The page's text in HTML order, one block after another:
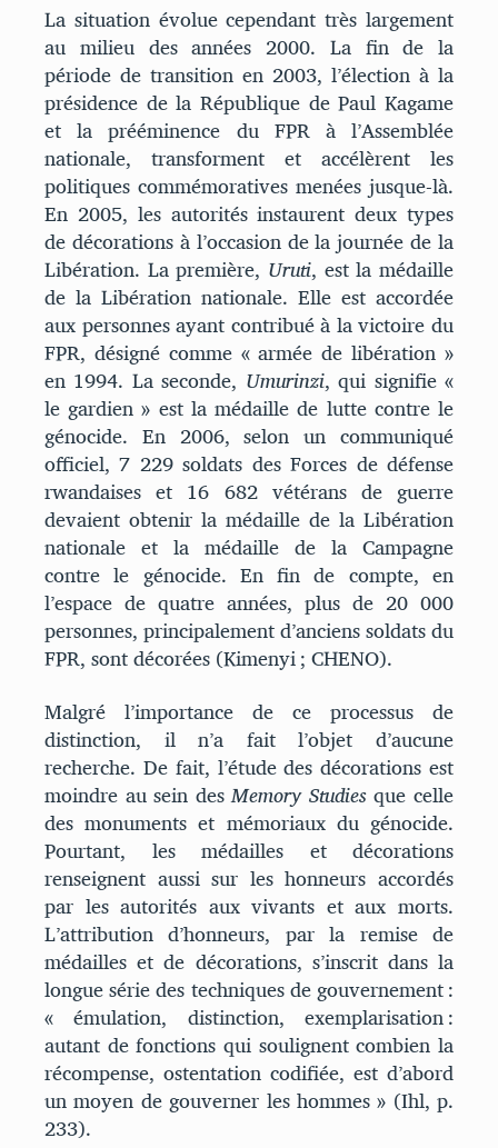
La situation évolue cependant très largement
au milieu des années 2000. La fin de la
période de transition en 2003, l’élection à la
présidence de la République de Paul Kagame
et la prééminence du FPR à l’Assemblée
nationale, transforment et accélèrent les
politiques commémoratives menées jusque-là.
En 2005, les autorités instaurent deux types
de décorations à l’occasion de la journée de la
Libération. La première, Uruti, est la médaille
de la Libération nationale. Elle est accordée
aux personnes ayant contribué à la victoire du
FPR, désigné comme « armée de libération »
en 1994. La seconde, Umurinzi, qui signifie «
le gardien » est la médaille de lutte contre le
génocide. En 2006, selon un communiqué
officiel, 7 229 soldats des Forces de défense
rwandaises et 16 682 vétérans de guerre
devaient obtenir la médaille de la Libération
nationale et la médaille de la Campagne
contre le génocide. En fin de compte, en
l’espace de quatre années, plus de 20 000
personnes, principalement d’anciens soldats du
FPR, sont décorées (Kimenyi ; CHENO).
Malgré l’importance de ce processus de
distinction, il n’a fait l’objet d’aucune
recherche. De fait, l’étude des décorations est
moindre au sein desMemory Studiesque celle
des monuments et mémoriaux du génocide.
Pourtant, les médailles et décorations
renseignent aussi sur les honneurs accordés
par les autorités aux vivants et aux morts.
L’attribution d’honneurs, par la remise de
médailles et de décorations, s’inscrit dans la
longue série des techniques de gouvernement :
« émulation, distinction, exemplarisation :
autant de fonctions qui soulignent combien la
récompense, ostentation codifiée, est d’abord
un moyen de gouverner les hommes » (Ihl, p.
233).